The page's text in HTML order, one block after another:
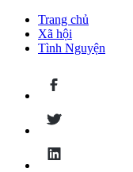
Trang chủ
Xã hội
Tình Nguyện